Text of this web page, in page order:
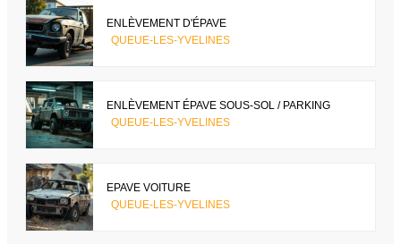
ENLÈVEMENT D'ÉPAVE
QUEUE-LES-YVELINES
ENLÈVEMENT ÉPAVE SOUS-SOL / PARKING
QUEUE-LES-YVELINES
EPAVE VOITURE
QUEUE-LES-YVELINES